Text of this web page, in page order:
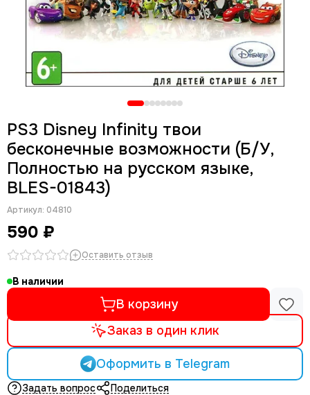
PS3 Disney Infinity твои
бесконечные возможности (Б/У,
Полностью на русском языке,
BLES-01843)
Артикул: 04810
590 ₽
Оставить отзыв
В наличии
В корзину
Заказ в один клик
Оформить в Telegram
Задать вопрос Поделиться